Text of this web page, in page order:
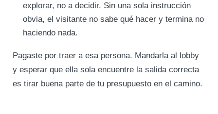
explorar, no a decidir. Sin una sola instrucción
obvia, el visitante no sabe qué hacer y termina no
haciendo nada.
Pagaste por traer a esa persona. Mandarla al lobby
y esperar que ella sola encuentre la salida correcta
es tirar buena parte de tu presupuesto en el camino.